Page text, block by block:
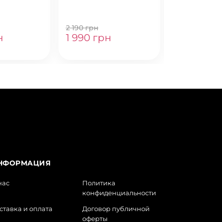
2 190 грн
1 990 грн
Политика
конфиденциальности
и оплата
Договор публичной
оферты